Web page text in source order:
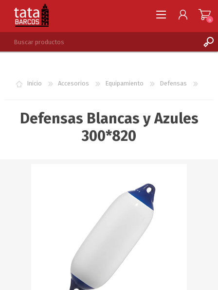
LISTA DE DESEOS
0
Inicio Accesorios Equipamiento Defensas
Defensas Blancas y Azules
300*820